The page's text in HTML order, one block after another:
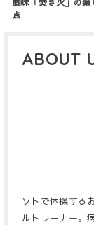
点
ABOUT
ソトで体操する
ルトレーナー。